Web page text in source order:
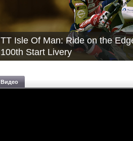
TT Isle Of Man: Ride on the
100th Start Livery
Видео